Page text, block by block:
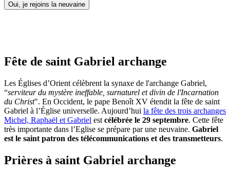
Oui, je rejoins la neuvaine
Fête de saint Gabriel archange
Les Églises d’Orient célèbrent la synaxe de l'archange Gabriel,
“serviteur du mystère ineffable, surnaturel et divin de l'Incarnation
du Christ". En Occident, le pape Benoît XV étendit la fête de saint
Gabriel à l’Église universelle. Aujourd’hui la fête des trois archanges
Michel, Raphaël et Gabriel est célébrée le 29 septembre. Cette fête
très importante dans l’Eglise se prépare par une neuvaine. Gabriel
est le saint patron des télécommunications et des transmetteurs.
Prières à saint Gabriel archange